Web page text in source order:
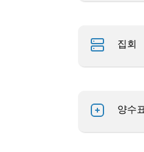
집회
양수